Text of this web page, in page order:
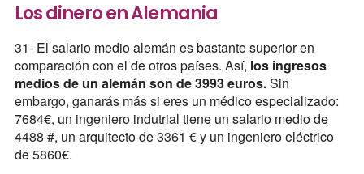
Los dinero en Alemania
31- El salario medio alemán es bastante superior en
comparación con el de otros países. Así, los ingresos
medios de un alemán son de 3993 euros.Sin
embargo, ganarás más si eres un médico especializado:
7684€, un ingeniero indutrial tiene un salario medio de
4488 #, un arquitecto de 3361 € y un ingeniero eléctrico
de 5860€.